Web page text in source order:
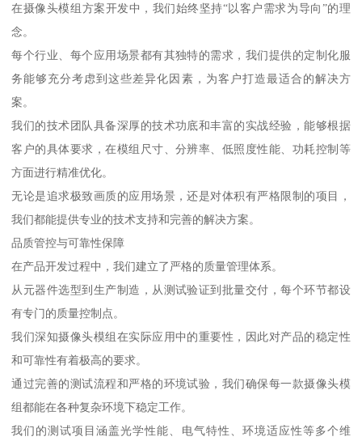
在摄像头模组方案开发中，我们始终坚持“以客户需求为导向”的理
念。
每个行业、每个应用场景都有其独特的需求，我们提供的定制化服
务能够充分考虑到这些差异化因素，为客户打造最适合的解决方
案。
我们的技术团队具备深厚的技术功底和丰富的实战经验，能够根据
客户的具体要求，在模组尺寸、分辨率、低照度性能、功耗控制等
方面进行精准优化。
无论是追求极致画质的应用场景，还是对体积有严格限制的项目，
我们都能提供专业的技术支持和完善的解决方案。
品质管控与可靠性保障
在产品开发过程中，我们建立了严格的质量管理体系。
从元器件选型到生产制造，从测试验证到批量交付，每个环节都设
有专门的质量控制点。
我们深知摄像头模组在实际应用中的重要性，因此对产品的稳定性
和可靠性有着极高的要求。
通过完善的测试流程和严格的环境试验，我们确保每一款摄像头模
组都能在各种复杂环境下稳定工作。
我们的测试项目涵盖光学性能、电气特性、环境适应性等多个维